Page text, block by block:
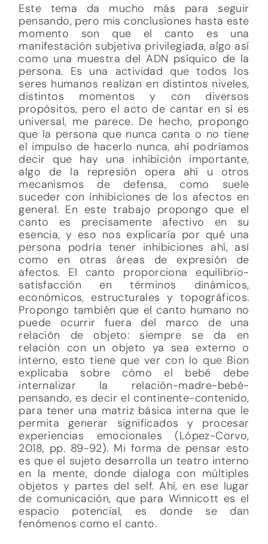
Este tema da mucho más para seguir
pensando, pero mis conclusiones hasta este
momento son que el canto es una
manifestación subjetiva privilegiada, algo así
como una muestra del ADN psíquico de la
persona. Es una actividad que todos los
seres humanos realizan en distintos niveles,
distintos momentos y con diversos
propósitos, pero el acto de cantar en sí es
universal, me parece. De hecho, propongo
que la persona que nunca canta o no tiene
el impulso de hacerlo nunca, ahí podríamos
decir que hay una inhibición importante,
algo de la represión opera ahí u otros
mecanismos de defensa, como suele
suceder con inhibiciones de los afectos en
general. En este trabajo propongo que el
canto es precisamente afectivo en su
esencia, y eso nos explicaría por qué una
persona podría tener inhibiciones ahí, así
como en otras áreas de expresión de
afectos. El canto proporciona equilibrio-
satisfacción en términos dinámicos,
económicos, estructurales y topográficos.
Propongo también que el canto humano no
puede ocurrir fuera del marco de una
relación de objeto: siempre se da en
relación con un objeto ya sea externo o
interno, esto tiene que ver con lo que Bion
explicaba sobre cómo el bebé debe
internalizar la relación-madre-bebé-
pensando, es decir el continente-contenido,
para tener una matriz básica interna que le
permita generar significados y procesar
experiencias emocionales (López-Corvo,
2018, pp. 89-92). Mi forma de pensar esto
es que el sujeto desarrolla un teatro interno
en la mente, donde dialoga con múltiples
objetos y partes del self. Ahí, en ese lugar
de comunicación, que para Winnicott es el
espacio potencial, es donde se dan
fenómenos como el canto.